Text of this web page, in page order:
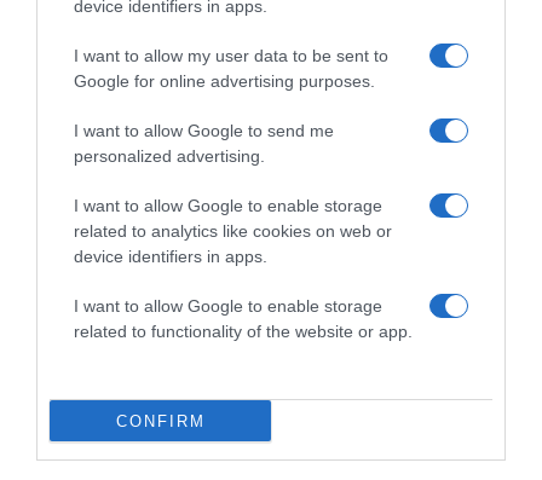
device identifiers in apps.
I want to allow my user data to be sent to
Google for online advertising purposes.
I want to allow Google to send me
personalized advertising.
I want to allow Google to enable storage
related to analytics like cookies on web or
device identifiers in apps.
I want to allow Google to enable storage
related to functionality of the website or app.
CONFIRM
-nem tudsz rendszeresen visszajárni,
-érzékeny a bőröd, vagy hajlamos vagy pigmentfoltokra,
-gyors eredményt vársz pár alkalom után.
Megosztás: Facebook
Címkék: előnyök,hátrányok,kezelés,láb
szőrtelenítés,szőr
Korábbi bejegyzések Következő bejegyzés
HASONLÓ BEJEGYZÉSEK